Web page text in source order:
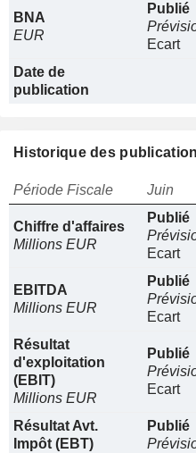
BNA
EUR
Publié
Ecart
Date de
publication
Historique des
Période Fiscale Juin
Chiffre d'affaires
Millions EUR
Publié
Ecart
EBITDA
Millions EUR
Publié
Ecart
Résultat
d'exploitation
(EBIT)
Millions EUR
Publié
Ecart
Résultat Avt.
Impôt (EBT)
Publié